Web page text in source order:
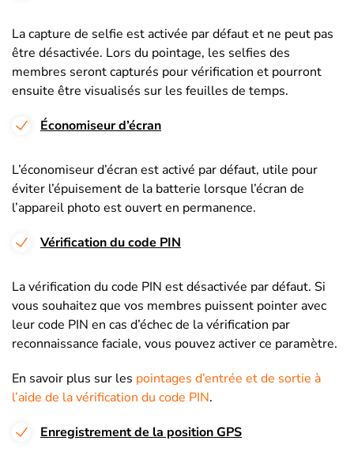
La capture de selfie est activée par défaut et ne peut pas
être désactivée. Lors du pointage, les selfies des
membres seront capturés pour vérification et pourront
ensuite être visualisés sur les feuilles de temps.
Économiseur d’écran
L’économiseur d’écran est activé par défaut, utile pour
éviter l’épuisement de la batterie lorsque l’écran de
l’appareil photo est ouvert en permanence.
Vérification du code PIN
La vérification du code PIN est désactivée par défaut. Si
vous souhaitez que vos membres puissent pointer avec
leur code PIN en cas d’échec de la vérification par
reconnaissance faciale, vous pouvez activer ce paramètre.
En savoir plus sur les pointages d’entrée et de sortie à
l’aide de la vérification du code PIN.
Enregistrement de la position GPS